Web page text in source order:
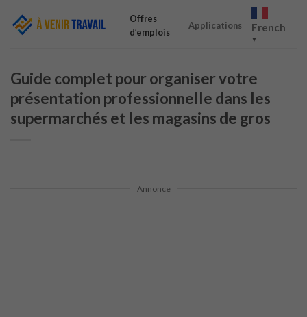
Offres
d’emplois
Applications French
▼
Guide complet pour organiser votre
présentation professionnelle dans les
supermarchés et les magasins de gros
Annonce